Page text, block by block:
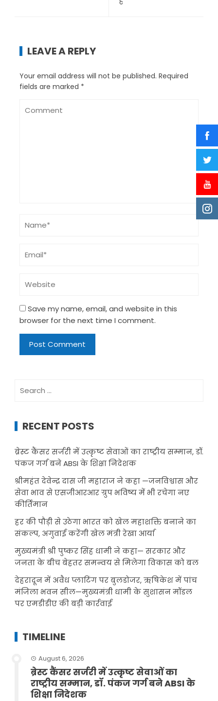
LEAVE A REPLY
Your email address will not be published. Required
fields are marked *
Save my name, email, and website in this
browser for the next time I comment.
for:
RECENT POSTS
ब्रेस्ट कैंसर सर्जरी में उत्कृष्ट सेवाओं का राष्ट्रीय सम्मान, डॉ.
पंकज गर्ग बने ABSI के शिक्षा निदेशक
श्रीमहंत देवेन्द्र दास जी महाराज ने कहा —जनविश्वास और
सेवा भाव से एसजीआरआर ग्रुप भविष्य में भी रचेगा नए
कीर्तिमान
हर की पौड़ी से उठेगा भारत को खेल महाशक्ति बनाने का
संकल्प, अगुवाई करेंगी खेल मंत्री रेखा आर्या
मुख्यमंत्री श्री पुष्कर सिंह धामी ने कहा— सरकार और
जनता के बीच बेहतर समन्वय से मिलेगा विकास को बल
देहरादून में अवैध प्लाटिंग पर बुलडोजर, ऋषिकेश में पांच
मंजिला भवन सील—मुख्यमंत्री धामी के सुशासन मॉडल
पर एमडीडीए की बड़ी कार्रवाई
TIMELINE
August 6, 2026
ब्रेस्ट कैंसर सर्जरी में उत्कृष्ट सेवाओं का
राष्ट्रीय सम्मान, डॉ. पंकज गर्ग बने ABSI के
शिक्षा निदेशक